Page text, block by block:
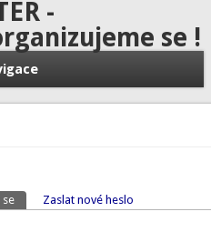
-
se !
se(aktivní záložka)
Zaslat nové heslo